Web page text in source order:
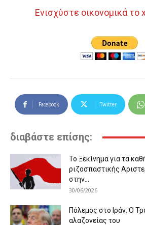
Ενισχύστε οικονομικά το
Facebook Twitter
διαβάστε επίσης:
Το Ξεκίνημα για τα
ριζοσπαστικής
στην...
30/06/2026
Πόλεμος στο Ιράν: Ο
αλαζονείας του